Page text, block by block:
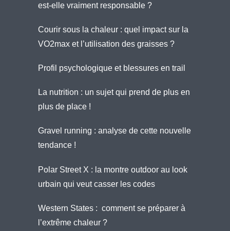
est-elle vraiment responsable ?
Courir sous la chaleur : quel impact sur la
VO2max et l’utilisation des graisses ?
Profil psychologique et blessures en trail
La nutrition : un sujet qui prend de plus en
plus de place !
Gravel running : analyse de cette nouvelle
tendance !
Polar Street X : la montre outdoor au look
urbain qui veut casser les codes
Western States : comment se préparer à
l’extrême chaleur ?